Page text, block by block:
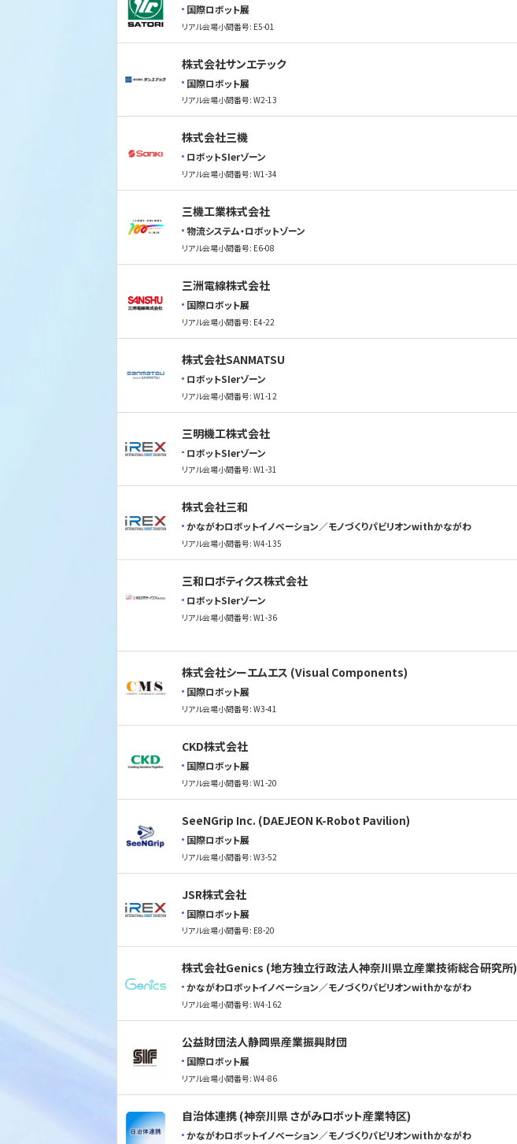
国際ロボット展
リアル会場小間番号: E5-01
株式会社サンエテック
国際ロボット展
リアル会場小間番号: W2-13
株式会社三機
ロボットSIerゾーン
リアル会場小間番号: W1-34
三機工業株式会社
物流システム・ロボットゾーン
リアル会場小間番号: E6-08
三洲電線株式会社
国際ロボット展
リアル会場小間番号: E4-22
株式会社SANMATSU
ロボットSIerゾーン
リアル会場小間番号: W1-12
三明機工株式会社
ロボットSIerゾーン
リアル会場小間番号: W1-31
株式会社三和
かながわロボットイノベーション／モノづくりパビリオンwithかながわ
リアル会場小間番号: W4-135
三和ロボティクス株式会社
ロボットSIerゾーン
リアル会場小間番号: W1-36
株式会社シーエムエス (Visual Components)
国際ロボット展
リアル会場小間番号: W3-41
CKD株式会社
国際ロボット展
リアル会場小間番号: W1-20
SeeNGrip Inc. (DAEJEON K-Robot Pavilion)
国際ロボット展
リアル会場小間番号: W3-52
JSR株式会社
国際ロボット展
リアル会場小間番号: E8-20
株式会社Genics (地方独立行政法人神奈川県立産業技術総合研究所)
かながわロボットイノベーション／モノづくりパビリオンwithかながわ
リアル会場小間番号: W4-162
公益財団法人静岡県産業振興財団
国際ロボット展
リアル会場小間番号: W4-86
自治体連携 (神奈川県 さがみロボット産業特区)
かながわロボットイノベーション／モノづくりパビリオンwithかながわ